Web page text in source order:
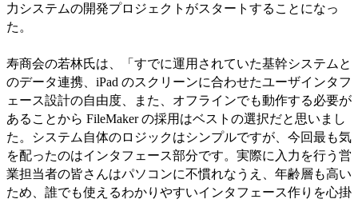
力システムの開発プロジェクトがスタートすることになっ
た。
寿商会の若林氏は、「すでに運用されていた基幹システムと
のデータ連携、iPad のスクリーンに合わせたユーザインタフ
ェース設計の自由度、また、オフラインでも動作する必要が
あることから FileMaker の採用はベストの選択だと思いまし
た。システム自体のロジックはシンプルですが、今回最も気
を配ったのはインタフェース部分です。実際に入力を行う営
業担当者の皆さんはパソコンに不慣れなうえ、年齢層も高い
ため、誰でも使えるわかりやすいインタフェース作りを心掛